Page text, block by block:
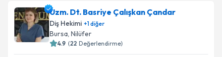
Uzm. Dt. Basriye Çalışkan Çandar
Diş Hekimi +1diğer
Bursa, Nilüfer
4.9 (22 Değerlendirme)